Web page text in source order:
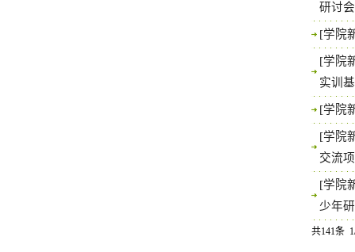
研讨会
[学院
[学院
实训
[学院
[学院
交流
[学院
少年
共141条